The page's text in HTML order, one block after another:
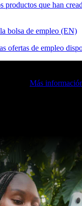
productos que han
bolsa de empleo (EN)
ofertas de empleo
Más